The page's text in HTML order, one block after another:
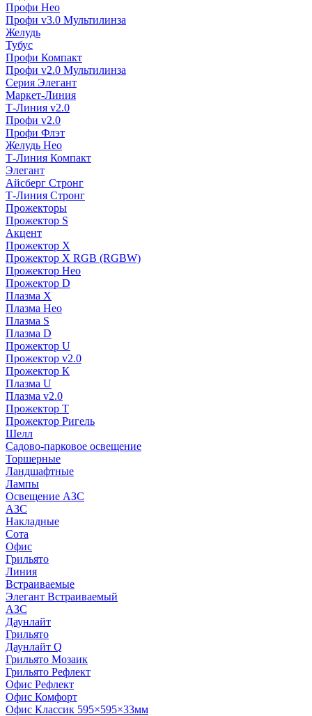
Профи Нео
Профи v3.0 Мультилинза
Желудь
Тубус
Профи Компакт
Профи v2.0 Мультилинза
Серия Элегант
Маркет-Линия
Т-Линия v2.0
Профи v2.0
Профи Флэт
Желудь Нео
Т-Линия Компакт
Элегант
Айсберг Стронг
Т-Линия Стронг
Прожекторы
Прожектор S
Акцент
Прожектор X
Прожектор Х RGB (RGBW)
Прожектор Нео
Прожектор D
Плазма X
Плазма Нео
Плазма S
Плазма D
Прожектор U
Прожектор v2.0
Прожектор К
Плазма U
Плазма v2.0
Прожектор Т
Прожектор Ригель
Шелл
Садово-парковое освещение
Торшерные
Ландшафтные
Лампы
Освещение АЗС
АЗС
Накладные
Сота
Офис
Грильято
Линия
Встраиваемые
Элегант Встраиваемый
АЗС
Даунлайт
Грильято
Даунлайт Q
Грильято Мозаик
Грильято Рефлект
Офис Рефлект
Офис Комфорт
Офис Классик 595×595×33мм